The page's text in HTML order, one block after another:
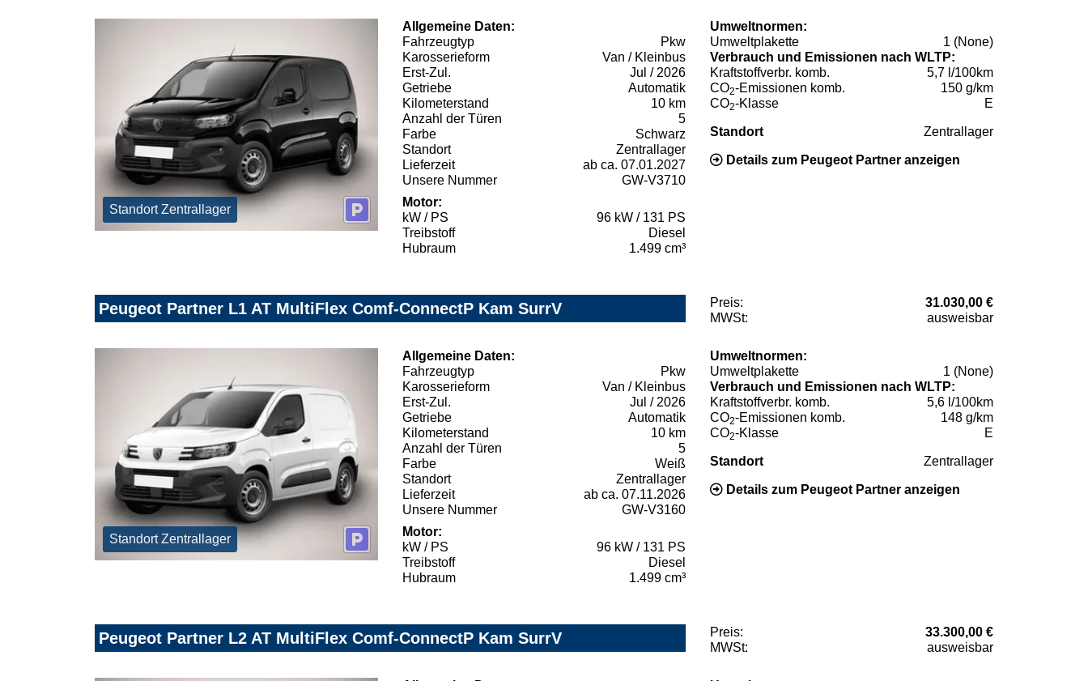
Standort Zentrallager
Allgemeine Daten:
Fahrzeugtyp
Pkw
Karosserieform
Van / Kleinbus
Erst-Zul.
Jul / 2026
Getriebe
Automatik
Kilometerstand
10 km
Anzahl der Türen
5
Farbe
Schwarz
Standort
Zentrallager
Lieferzeit
ab ca. 07.01.2027
Unsere Nummer
GW-V3710
Motor:
kW / PS
96 kW / 131 PS
Treibstoff
Diesel
Hubraum
1.499 cm³
Umweltnormen:
Umweltplakette
1 (None)
Verbrauch und Emissionen nach WLTP:
Kraftstoffverbr. komb.
5,7 l/100km
CO2-Emissionen komb.
150 g/km
CO2-Klasse E
Standort Zentrallager
Details zum Peugeot Partner anzeigen
Peugeot Partner L1 AT MultiFlex Comf-ConnectP Kam SurrV Preis:
31.030,00 €
MWSt:
ausweisbar
Standort Zentrallager
Allgemeine Daten:
Fahrzeugtyp
Pkw
Karosserieform
Van / Kleinbus
Erst-Zul.
Jul / 2026
Getriebe
Automatik
Kilometerstand
10 km
Anzahl der Türen
5
Farbe
Weiß
Standort
Zentrallager
Lieferzeit
ab ca. 07.11.2026
Unsere Nummer
GW-V3160
Motor:
kW / PS
96 kW / 131 PS
Treibstoff
Diesel
Hubraum
1.499 cm³
Umweltnormen:
Umweltplakette
1 (None)
Verbrauch und Emissionen nach WLTP:
Kraftstoffverbr. komb.
5,6 l/100km
CO2-Emissionen komb.
148 g/km
CO2-Klasse E
Standort Zentrallager
Details zum Peugeot Partner anzeigen
Peugeot Partner L2 AT MultiFlex Comf-ConnectP Kam SurrV Preis:
33.300,00 €
MWSt:
ausweisbar